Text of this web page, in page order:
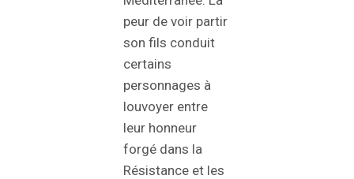
peur de voir partir
son fils conduit
certains
personnages à
louvoyer entre
leur honneur
forgé dans la
Résistance et les